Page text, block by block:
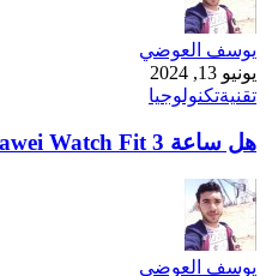
يوسف العوضي
يونيو 13, 2024
تقنيةتكنولوجيا
هل ساعة Huawei Watch Fit 3 تستحق الاستثمار؟
يوسف العوضي